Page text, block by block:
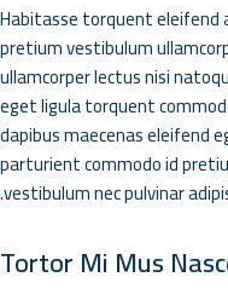
Habitasse torquent eleifend
pretium vestibulum
ullamcorper lectus nisi
eget ligula torquent
dapibus maecenas eleifend
parturient commodo id
vestibulum nec pulvinar
Tortor Mi Mus